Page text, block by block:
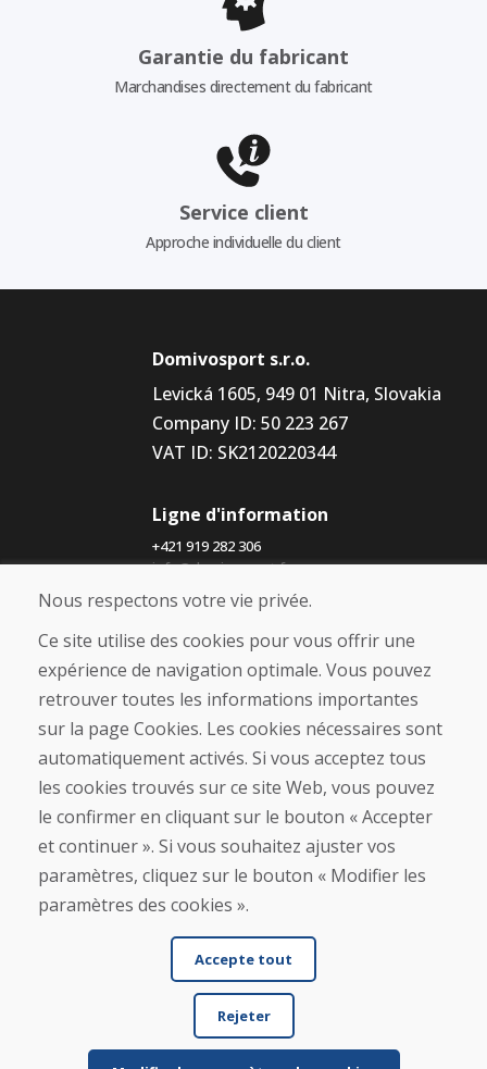
Garantie du fabricant
Marchandises directement du fabricant
Service client
Approche individuelle du client
Domivosport s.r.o.
Levická 1605, 949 01 Nitra, Slovakia
Company ID: 50 223 267
VAT ID: SK2120220344
Ligne d'information
+421 919 282 306
info@domivosport.fr
À propos de nous
Boutique
Contact
Achat
Boutique en ligne
Conditions générales de vente (CGV)
Expédition et paiement
Procédure de réclamation
Politique de retour et d’échange
Gestion des Cookies
Nous respectons votre vie privée.
Ce site utilise des cookies pour vous offrir une
expérience de navigation optimale. Vous pouvez
retrouver toutes les informations importantes
sur la page Cookies. Les cookies nécessaires sont
automatiquement activés. Si vous acceptez tous
les cookies trouvés sur ce site Web, vous pouvez
le confirmer en cliquant sur le bouton « Accepter
et continuer ». Si vous souhaitez ajuster vos
paramètres, cliquez sur le bouton « Modifier les
paramètres des cookies ».
Accepte tout
Rejeter